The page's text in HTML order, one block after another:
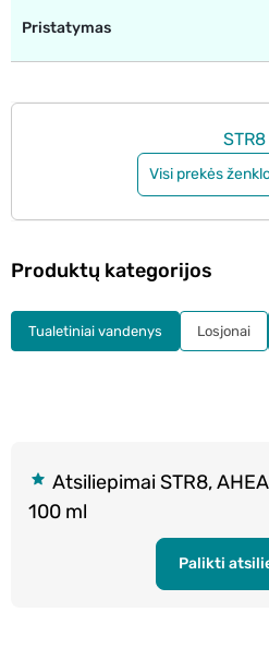
Pristatymas
STR8
Visi prekės
Atsiliepimai STR8,
100 ml
Palikti
Produktų kategorijos
Tualetiniai vandenys Losjonai